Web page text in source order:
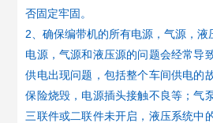
否固定牢固。
2、确保编带机的所有电源，气源，液
电源，气源和液压源的问题会经常导
供电出现问题，包括整个车间供电的
保险烧毁，电源插头接触不良等；气
三联件或二联件未开启，液压系统中